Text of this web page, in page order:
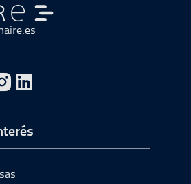
en una nueva ventana
abre en una nueva ventana
abre en una nueva ventana
ir a Instagram, abre en una nueva